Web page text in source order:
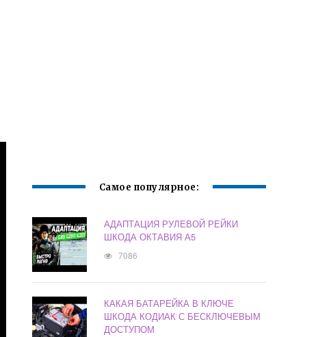
Самое популярное:
АДАПТАЦИЯ РУЛЕВОЙ РЕЙКИ
ШКОДА ОКТАВИЯ А5
7086
КАКАЯ БАТАРЕЙКА В КЛЮЧЕ
ШКОДА КОДИАК С БЕСКЛЮЧЕВЫМ
ДОСТУПОМ